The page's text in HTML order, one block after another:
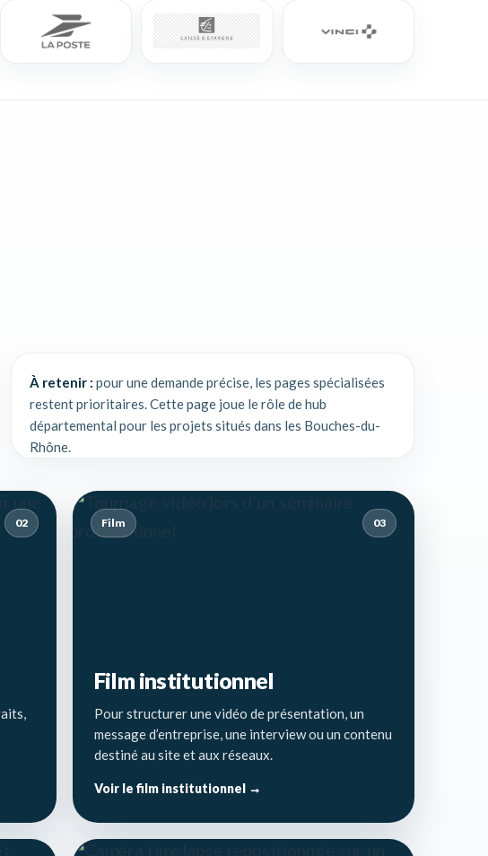
À retenir : pour une demande précise, les pages spécialisées
restent prioritaires. Cette page joue le rôle de hub
départemental pour les projets situés dans les Bouches-du-
Rhône.
02 Film 03
Film institutionnel
Pour structurer une vidéo de présentation, un
message d’entreprise, une interview ou un contenu
destiné au site et aux réseaux.
Voir le film institutionnel →